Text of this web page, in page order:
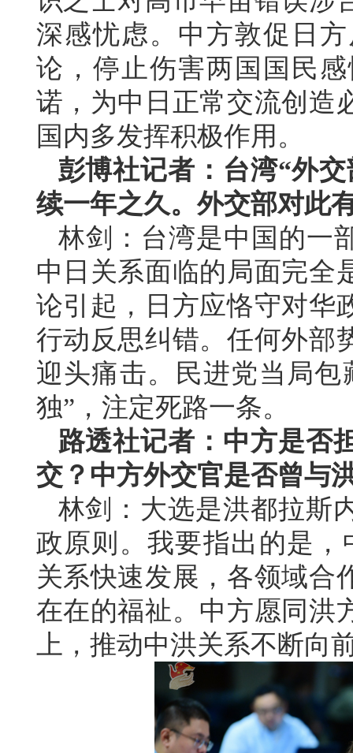
深感忧虑。中方敦促日
论，停止伤害两国国民
诺，为中日正常交流创造
国内多发挥积极作用。
彭博社记者：台湾“外
续一年之久。外交部对此
林剑：台湾是中国的一
中日关系面临的局面完全
论引起，日方应恪守对华
行动反思纠错。任何外部
迎头痛击。民进党当局
独”，注定死路一条。
路透社记者：中方是否
交？中方外交官是否曾与
林剑：大选是洪都拉斯
政原则。我要指出的是，
关系快速发展，各领域合
在在的福祉。中方愿同洪
上，推动中洪关系不断向